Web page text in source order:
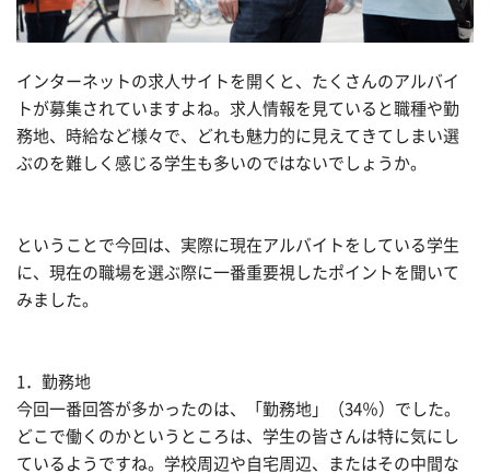
インターネットの求人サイトを開くと、たくさんのアルバイ
トが募集されていますよね。求人情報を見ていると職種や勤
務地、時給など様々で、どれも魅力的に見えてきてしまい選
ぶのを難しく感じる学生も多いのではないでしょうか。
ということで今回は、実際に現在アルバイトをしている学生
に、現在の職場を選ぶ際に一番重要視したポイントを聞いて
みました。
1．勤務地
今回一番回答が多かったのは、「勤務地」（34％）でした。
どこで働くのかというところは、学生の皆さんは特に気にし
ているようですね。学校周辺や自宅周辺、またはその中間な